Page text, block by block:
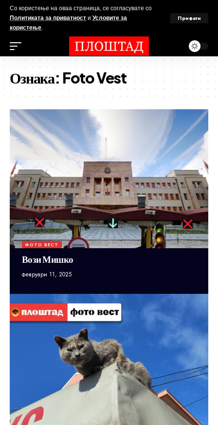
Со користење на оваа страница, се согласувате со
Политиката за приватност и Условите за
користење.
Прифати
Ознака:Foto Vest
ФОТО ВЕСТ
Вози Мишко
февруари 11, 2025